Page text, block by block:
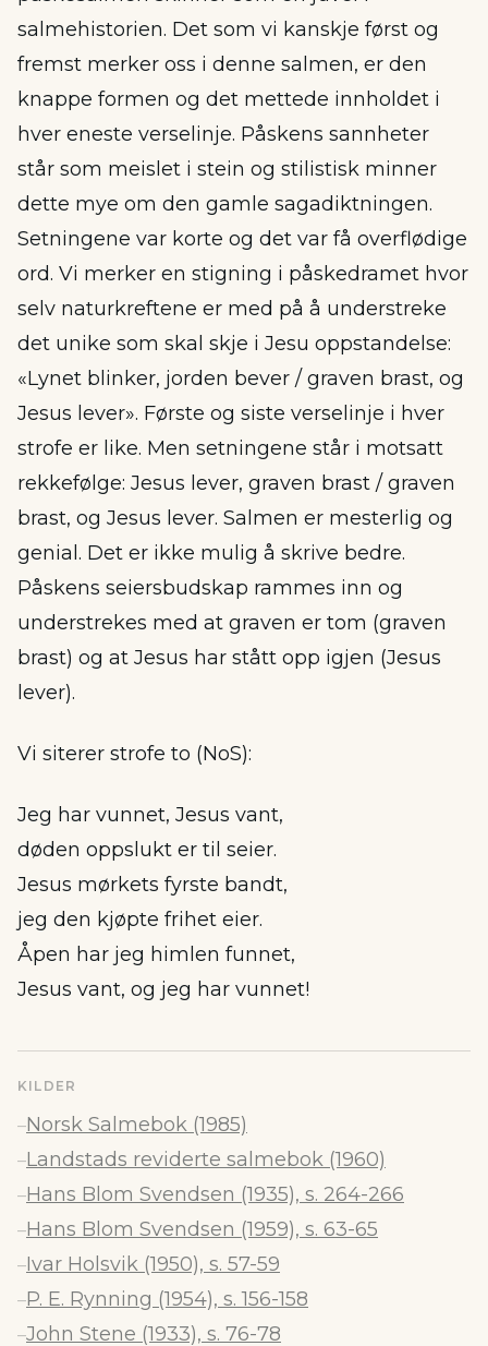
salmehistorien. Det som vi kanskje først og
fremst merker oss i denne salmen, er den
knappe formen og det mettede innholdet i
hver eneste verselinje. Påskens sannheter
står som meislet i stein og stilistisk minner
dette mye om den gamle sagadiktningen.
Setningene var korte og det var få overflødige
ord. Vi merker en stigning i påskedramet hvor
selv naturkreftene er med på å understreke
det unike som skal skje i Jesu oppstandelse:
«Lynet blinker, jorden bever / graven brast, og
Jesus lever». Første og siste verselinje i hver
strofe er like. Men setningene står i motsatt
rekkefølge: Jesus lever, graven brast / graven
brast, og Jesus lever. Salmen er mesterlig og
genial. Det er ikke mulig å skrive bedre.
Påskens seiersbudskap rammes inn og
understrekes med at graven er tom (graven
brast) og at Jesus har stått opp igjen (Jesus
lever).
Vi siterer strofe to (NoS):
Jeg har vunnet, Jesus vant,
døden oppslukt er til seier.
Jesus mørkets fyrste bandt,
jeg den kjøpte frihet eier.
Åpen har jeg himlen funnet,
Jesus vant, og jeg har vunnet!
KILDER
–Norsk Salmebok (1985)
–Landstads reviderte salmebok (1960)
–Hans Blom Svendsen (1935), s. 264-266
–Hans Blom Svendsen (1959), s. 63-65
–Ivar Holsvik (1950), s. 57-59
–P. E. Rynning (1954), s. 156-158
–John Stene (1933), s. 76-78